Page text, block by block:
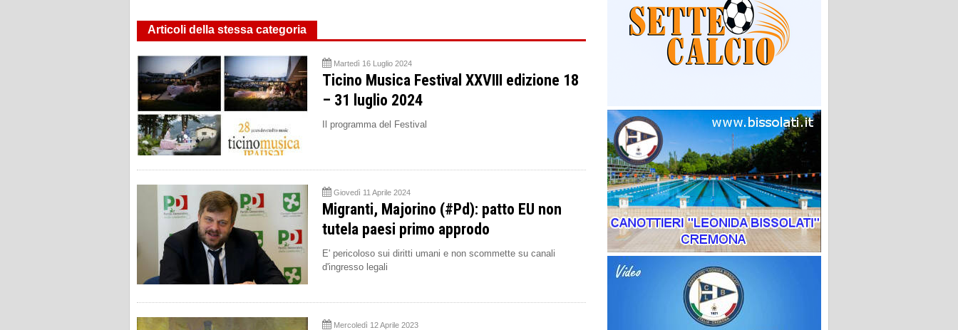
Articoli della stessa categoria
Martedì 16 Luglio 2024
Ticino Musica Festival XXVIII edizione 18
– 31 luglio 2024
Il programma del Festival
Giovedì 11 Aprile 2024
Migranti, Majorino (#Pd): patto EU non
tutela paesi primo approdo
E' pericoloso sui diritti umani e non scommette su canali
d'ingresso legali
Mercoledì 12 Aprile 2023